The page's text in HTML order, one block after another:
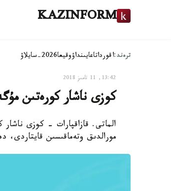
KAZINFORM
ترەند:اقورداتاعايىنداۋوقيعا2026-سايلاۋ
13:42, 11 تامىز 2018
كوزى ناشار كورەتىن
مورالدىق وتەماقىسىن قايتاردى،